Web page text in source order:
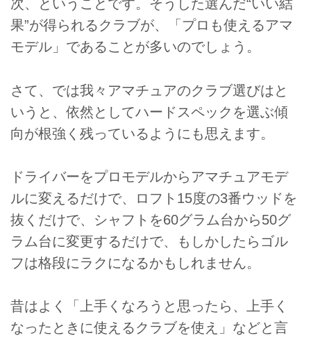
次、ということです。そうした選んだ“いい結
果”が得られるクラブが、「プロも使えるアマ
モデル」であることが多いのでしょう。
さて、では我々アマチュアのクラブ選びはと
いうと、依然としてハードスペックを選ぶ傾
向が根強く残っているようにも思えます。
ドライバーをプロモデルからアマチュアモデ
ルに変えるだけで、ロフト15度の3番ウッドを
抜くだけで、シャフトを60グラム台から50グ
ラム台に変更するだけで、もしかしたらゴル
フは格段にラクになるかもしれません。
昔はよく「上手くなろうと思ったら、上手く
なったときに使えるクラブを使え」などと言